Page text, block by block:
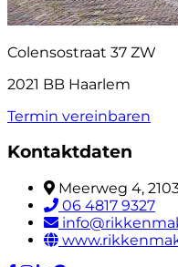
Colensostraat 37 ZW
2021 BB Haarlem
Termin vereinbaren
Kontaktdaten
Meerweg 4,
06 4817 9327